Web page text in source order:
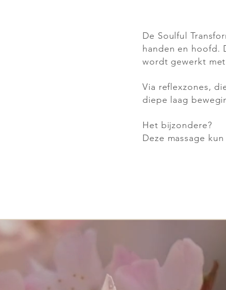
De Soulful
handen en hoofd.
wordt gewerkt
Via reflexzones,
diepe laag
Het bijzondere?
Deze massage